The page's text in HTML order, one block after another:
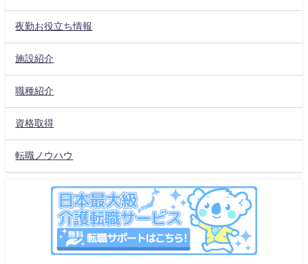
夜勤お役立ち情報
施設紹介
職種紹介
資格取得
転職ノウハウ